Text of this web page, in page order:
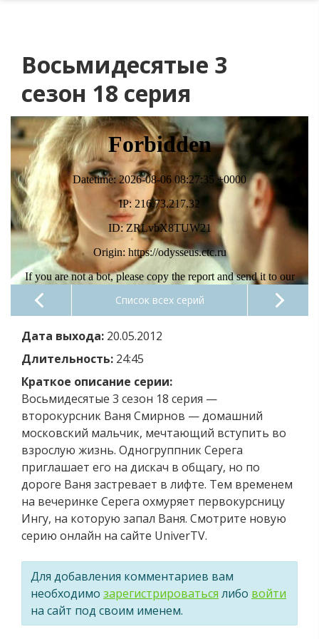
Восьмидесятые 3
сезон 18 серия
Список всех серий
Дата выхода: 20.05.2012
Длительность: 24:45
Краткое описание серии:
Восьмидесятые 3 сезон 18 серия —
второкурсник Ваня Смирнов — домашний
московский мальчик, мечтающий вступить во
взрослую жизнь. Одногруппник Серега
приглашает его на дискач в общагу, но по
дороге Ваня застревает в лифте. Тем временем
на вечеринке Серега охмуряет первокурсницу
Ингу, на которую запал Ваня. Смотрите новую
серию онлайн на сайте UniverTV.
Для добавления комментариев вам
необходимо зарегистрироваться либо войти
на сайт под своим именем.